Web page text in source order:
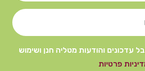
עדכונים והודעות מטליה חנן ושימוש
פרטיות